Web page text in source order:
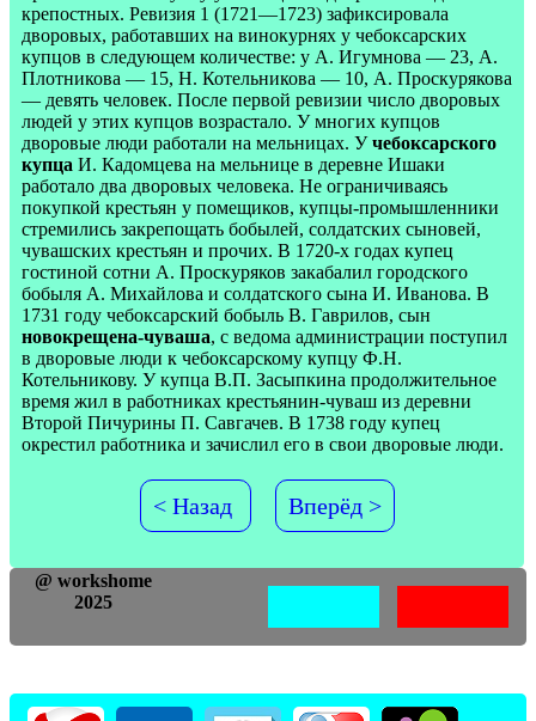
крепостных. Ревизия 1 (1721—1723) зафиксировала
дворовых, работавших на винокурнях у чебоксарских
купцов в следующем количестве: у А. Игумнова — 23, А.
Плотникова — 15, Н. Котельникова — 10, А. Проскурякова
— девять человек. После первой ревизии число дворовых
людей у этих купцов возрастало. У многих купцов
дворовые люди работали на мельницах. Учебоксарского
купца И. Кадомцева на мельнице в деревне Ишаки
работало два дворовых человека. Не ограничиваясь
покупкой крестьян у помещиков, купцы-промышленники
стремились закрепощать бобылей, солдатских сыновей,
чувашских крестьян и прочих. В 1720-х годах купец
гостиной сотни А. Проскуряков закабалил городского
бобыля А. Михайлова и солдатского сына И. Иванова. В
1731 году чебоксарский бобыль В. Гаврилов, сын
новокрещена-чуваша, с ведома администрации поступил
в дворовые люди к чебоксарскому купцу Ф.Н.
Котельникову. У купца В.П. Засыпкина продолжительное
время жил в работниках крестьянин-чуваш из деревни
Второй Пичурины П. Савгачев. В 1738 году купец
окрестил работника и зачислил его в свои дворовые люди.
< Назад Вперёд >
@ workshome
2025